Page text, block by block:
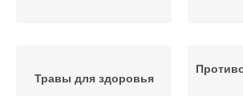
Травы для здоровья